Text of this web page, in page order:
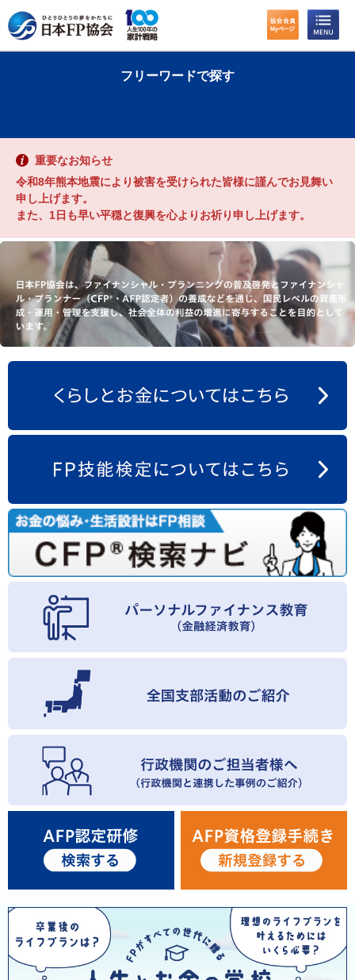
わたしたちのくらしとお金
FP技能検定
個人会員の皆様へ
日本FP協会について
パーソナルファイナンス教育について
アクセス
お問い合わせ
法人・行政機関の方へ
学校関係者の方へ
報道・メディア関係者の方へ
フリーワードで探す
重要なお知らせ
令和8年熊本地震により被害を受けられた皆様に謹んでお見舞い
申し上げます。
また、1日も早い平穏と復興を心よりお祈り申し上げます。